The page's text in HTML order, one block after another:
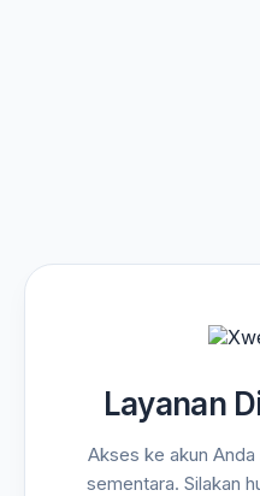
Layanan
Akses ke akun
sementara. Silakan